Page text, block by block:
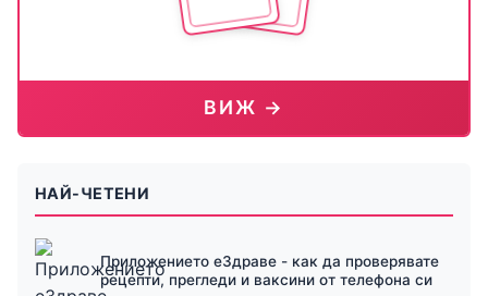
ВИЖ →
НАЙ-ЧЕТЕНИ
Приложението еЗдраве - как да проверявате
рецепти, прегледи и ваксини от телефона си